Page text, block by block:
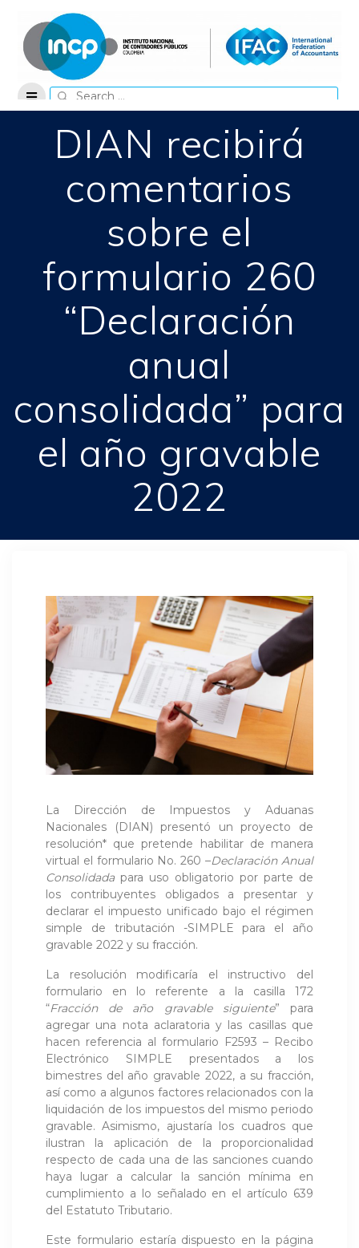
content
Search
for:
DIAN recibirá
comentarios
sobre el
formulario 260
“Declaración
anual
consolidada” para
el año gravable
2022
La Dirección de Impuestos y Aduanas
Nacionales (DIAN) presentó un proyecto de
resolución* que pretende habilitar de manera
virtual el formulario No. 260 –Declaración Anual
Consolidadapara uso obligatorio por parte de
los contribuyentes obligados a presentar y
declarar el impuesto unificado bajo el régimen
simple de tributación -SIMPLE para el año
gravable 2022 y su fracción.
La resolución modificaría el instructivo del
formulario en lo referente a la casilla 172
“Fracción de año gravable siguiente” para
agregar una nota aclaratoria y las casillas que
hacen referencia al formulario F2593 – Recibo
Electrónico SIMPLE presentados a los
bimestres del año gravable 2022, a su fracción,
así como a algunos factores relacionados con la
liquidación de los impuestos del mismo periodo
gravable. Asimismo, ajustaría los cuadros que
ilustran la aplicación de la proporcionalidad
respecto de cada una de las sanciones cuando
haya lugar a calcular la sanción mínima en
cumplimiento a lo señalado en el artículo 639
del Estatuto Tributario.
Este formulario estaría dispuesto en la página